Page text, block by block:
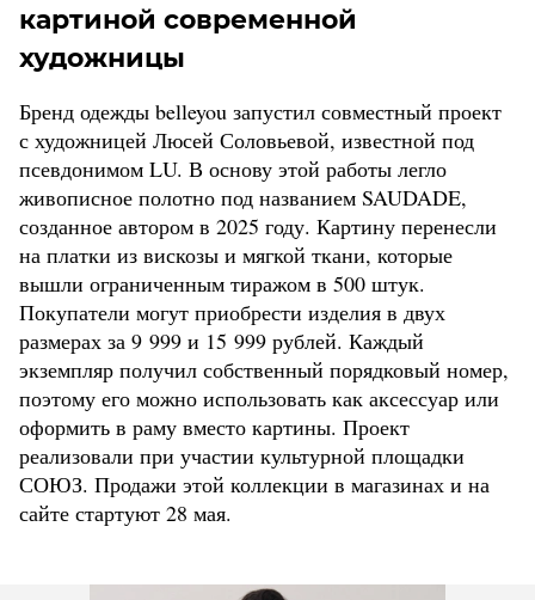
картиной современной
художницы
Бренд одежды belleyou запустил совместный проект
с художницей Люсей Соловьевой, известной под
псевдонимом LU. В основу этой работы легло
живописное полотно под названием SAUDADE,
созданное автором в 2025 году. Картину перенесли
на платки из вискозы и мягкой ткани, которые
вышли ограниченным тиражом в 500 штук.
Покупатели могут приобрести изделия в двух
размерах за 9 999 и 15 999 рублей. Каждый
экземпляр получил собственный порядковый номер,
поэтому его можно использовать как аксессуар или
оформить в раму вместо картины. Проект
реализовали при участии культурной площадки
СОЮЗ. Продажи этой коллекции в магазинах и на
сайте стартуют 28 мая.